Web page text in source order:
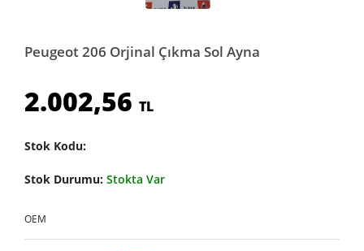
Peugeot 206 Orjinal Çıkma Sol Ayna
2.002,56 TL
Stok Kodu:
Stok Durumu: Stokta Var
OEM